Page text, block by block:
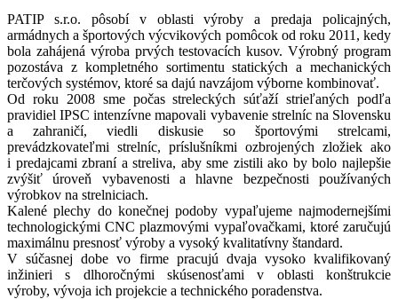
PATIP s.r.o. pôsobí v oblasti výroby a predaja policajných,
armádnych a športových výcvikových pomôcok od roku 2011, kedy
bola zahájená výroba prvých testovacích kusov. Výrobný program
pozostáva z kompletného sortimentu statických a mechanických
terčových systémov, ktoré sa dajú navzájom výborne kombinovať.
Od roku 2008 sme počas streleckých súťaží strieľaných podľa
pravidiel IPSC intenzívne mapovali vybavenie strelníc na Slovensku
a zahraničí, viedli diskusie so športovými strelcami,
prevádzkovateľmi strelníc, príslušníkmi ozbrojených zložiek ako
i predajcami zbraní a streliva, aby sme zistili ako by bolo najlepšie
zvýšiť úroveň vybavenosti a hlavne bezpečnosti používaných
výrobkov na strelniciach.
Kalené plechy do konečnej podoby vypaľujeme najmodernejšími
technologickými CNC plazmovými vypaľovačkami, ktoré zaručujú
maximálnu presnosť výroby a vysoký kvalitatívny štandard.
V súčasnej dobe vo firme pracujú dvaja vysoko kvalifikovaný
inžinieri s dlhoročnými skúsenosťami v oblasti konštrukcie
výroby, vývoja ich projekcie a technického poradenstva.